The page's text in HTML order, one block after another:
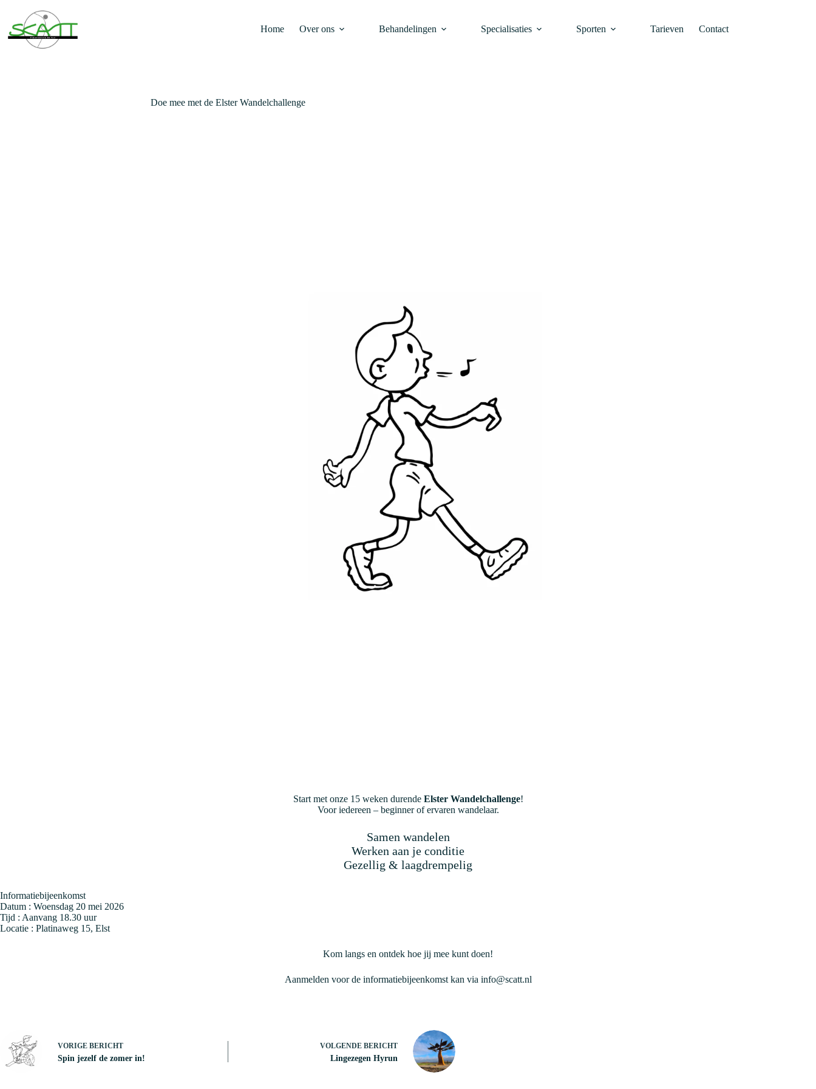
inhoud
Home Over ons Behandelingen Specialisaties Sporten Tarieven Contact
Doe mee met de Elster Wandelchallenge
Start met onze 15 weken durende Elster Wandelchallenge!
Voor iedereen – beginner of ervaren wandelaar.
Samen wandelen
Werken aan je conditie
Gezellig & laagdrempelig
Informatiebijeenkomst
Datum : Woensdag 20 mei 2026
Tijd : Aanvang 18.30 uur
Locatie : Platinaweg 15, Elst
Kom langs en ontdek hoe jij mee kunt doen!
Aanmelden voor de informatiebijeenkomst kan via info@scatt.nl
VORIGE BERICHT
Spin jezelf de zomer in!
VOLGENDE BERICHT
Lingezegen Hyrun